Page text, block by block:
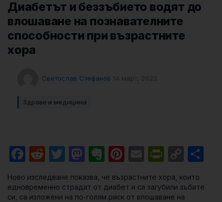
Диабетът и беззъбието водят до
влошаване на познавателните
способности при възрастните
хора
Светослав Стефанов 14 март, 2023
Здраве и медицина
Facebook
RedditTwitter
Mastodon
Evernote
Pinterest
Email
Ново изследване показва, че възрастните хора, които
едновременно страдат от диабет и са загубили зъбите
си, са изложени на по-голям риск от влошаване на